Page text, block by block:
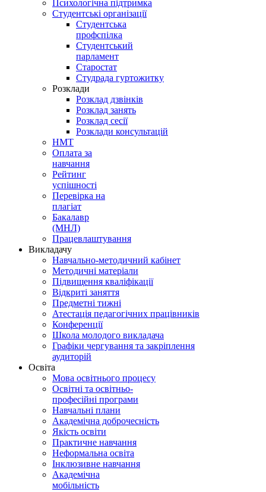
Психологічна підтримка
Студентські організації
Студентська
профспілка
Студентський
парламент
Старостат
Студрада гуртожитку
Розклади
Розклад дзвінків
Розклад занять
Розклад сесії
Розклади консультацій
НМТ
Оплата за
навчання
Рейтинг
успішності
Перевірка на
плагіат
Бакалавр
(МНЛ)
Працевлаштування
Викладачу
Навчально-методичний кабінет
Методичні матеріали
Підвищення кваліфікації
Відкриті заняття
Предметні тижні
Атестація педагогічних працівників
Конференції
Школа молодого викладача
Графіки чергування та закріплення
аудиторій
Освіта
Мова освітнього процесу
Освітні та освітньо-
професійні програми
Навчальні плани
Академічна доброчесність
Якість освіти
Практичне навчання
Неформальна освіта
Інклюзивне навчання
Академічна
мобільність